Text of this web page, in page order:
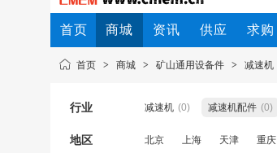
首页 商城 资讯 供应 求购
首页 > 商城 > 矿山通用设备件 > 减速机
行业 减速机 (0) 减速机配件 (0)
地区 北京 上海 天津 重庆